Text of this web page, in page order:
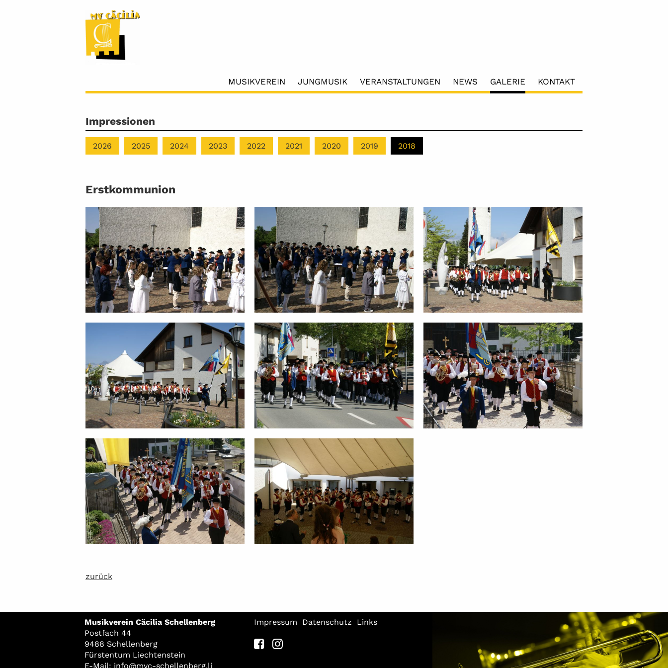
MUSIKVEREIN JUNGMUSIK VERANSTALTUNGEN NEWS GALERIE KONTAKT
Impressionen
2026 2025 2024 2023 2022 2021 2020 2019 2018
Erstkommunion
zurück
Musikverein Cäcilia Schellenberg
Postfach 44
9488 Schellenberg
Fürstentum Liechtenstein
E-Mail: info@mvc-schellenberg.li
Impressum Datenschutz Links